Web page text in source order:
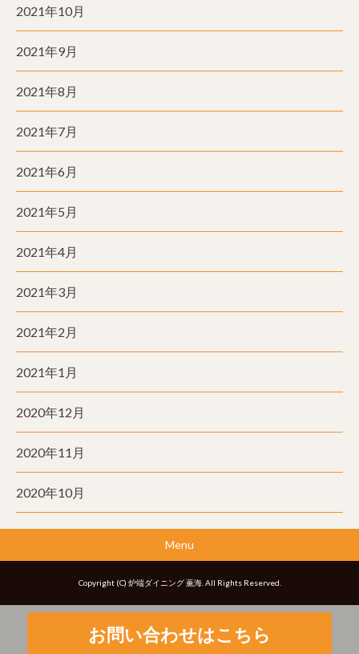
2021年10月
2021年9月
2021年8月
2021年7月
2021年6月
2021年5月
2021年4月
2021年3月
2021年2月
2021年1月
2020年12月
2020年11月
2020年10月
Menu
Copyright (C) 炉端ダイニング 薫海. All Rights Reserved.
お問い合わせはこちら